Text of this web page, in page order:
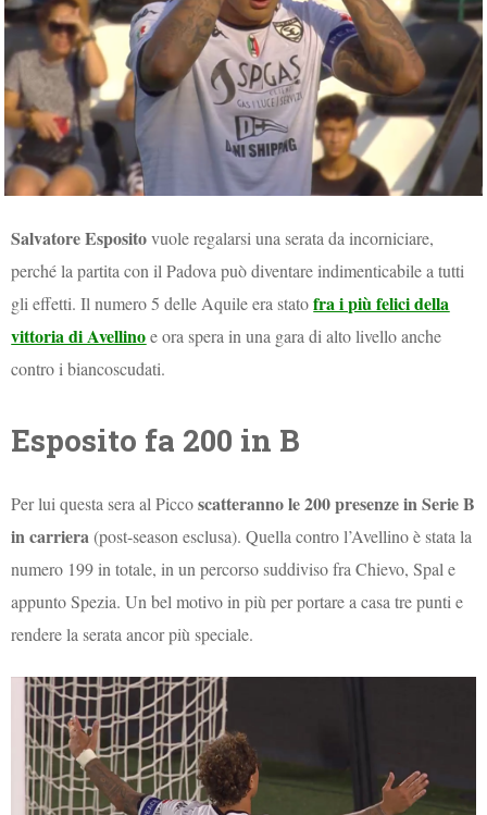
Salvatore Espositovuole regalarsi una serata da incorniciare,
perché la partita con il Padova può diventare indimenticabile a tutti
gli effetti. Il numero 5 delle Aquile era statofra i più felici della
vittoria di Avellinoe ora spera in una gara di alto livello anche
contro i biancoscudati.
Esposito fa 200 in B
Per lui questa sera al Piccoscatteranno le 200 presenze in Serie B
in carriera(post-season esclusa). Quella contro l’Avellino è stata la
numero 199 in totale, in un percorso suddiviso fra Chievo, Spal e
appunto Spezia. Un bel motivo in più per portare a casa tre punti e
rendere la serata ancor più speciale.